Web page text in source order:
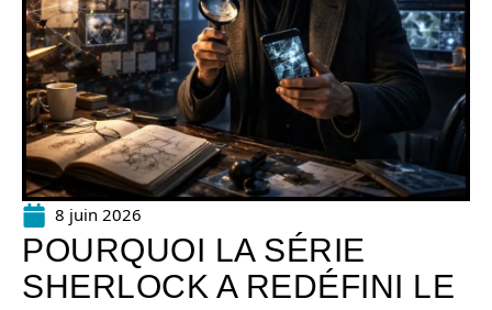
8 juin 2026
POURQUOI LA SÉRIE
SHERLOCK A REDÉFINI LE